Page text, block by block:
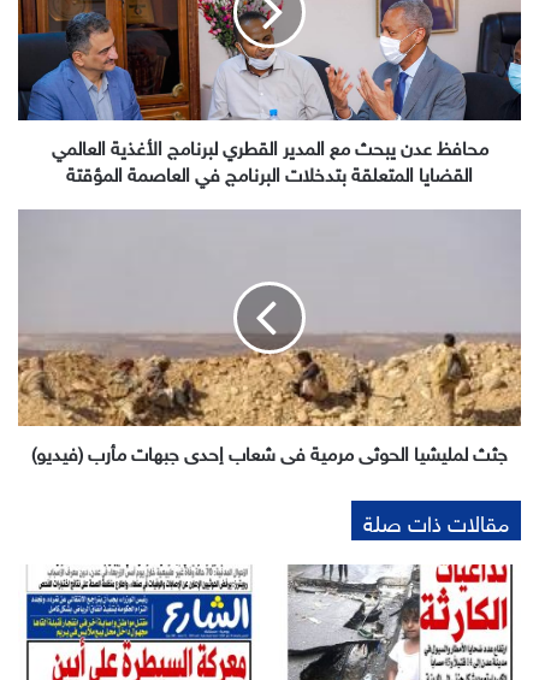
المدير
القطري
لبرنامج
الأغذية
العالمي
القضايا
المتعلقة
البرنامج
محافظ عدن يبحث مع المدير القطري لبرنامج الأغذية العالمي
القضايا المتعلقة بتدخلات البرنامج في العاصمة المؤقتة
شعاب
إحدى
جبهات
مأرب
(فيديو)
جثث لمليشيا الحوثي مرمية في شعاب إحدى جبهات مأرب (فيديو)
مقالات ذات صلة